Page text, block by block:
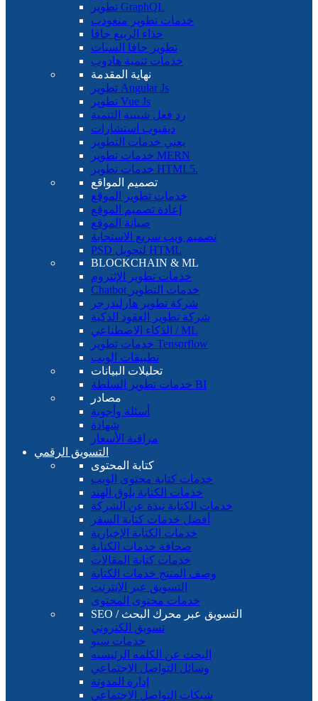
تطوير GraphQL
خدمات تطوير منغودب
حذاء الربيع جافا
تطوير جافا السبات
خدمات تنمية هادوب
نهاية المقدمة
تطوير Angular Js
تطوير Vue Js
رد فعل شبيبة التنمية
ديفيوب استشارات
يعني خدمات التطوير
خدمات تطوير MERN
خدمات تطوير HTML5.
تصميم المواقع
خدمات تطوير الموقع
إعادة تصميم الموقع
صيانة الموقع
تصميم ويب سريع الاستجابة
PSD لتحويل HTML
BLOCKCHAIN ​​& ML
خدمات تطوير الإثتروم
Chatbot خدمات التطوير
شركة تطوير هارليدرجر
شركة تطوير العقود الذكية
الذكاء الاصطناعي / ML
خدمات تطوير Tensorflow
تطبيقات الويب
تحليلات البيانات
خدمات تطوير السلطة BI
مصادر
أسئلة وأجوبة
شهادة
مراقبة الأسعار
التسويق الرقمي
كتابة المحتوى
خدمات كتابة محتوى الويب
خدمات الكتابة بلوق الهند
خدمات الكتابة نبذة عن الشركة
أفضل خدمات كتابة السفر
خدمات الكتابة الإخبارية
صحافة خدمات الكتابة
خدمات كتابة المقالات
وصف المنتج خدمات الكتابة
التسويق عبر الإنترنت
خدمات محتوى المحتوى
SEO / التسويق عبر محرك البحث
تسويق الكتروني
خدمات سيو
البحث عن الكلمه الرئيسيه
وسائل التواصل الاجتماعي
إدارة المدونة
شبكات التواصل الاجتماعي